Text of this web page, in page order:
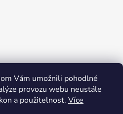
Vám umožnili pohodlné
provozu webu neustále
a použitelnost. Více